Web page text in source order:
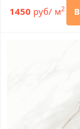
1450 руб/ м2